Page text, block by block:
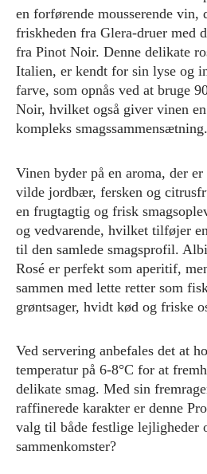
en forførende mousserende vin,
friskheden fra Glera-druer med
fra Pinot Noir. Denne delikate
Italien, er kendt for sin lyse og
farve, som opnås ved at bruge
Noir, hvilket også giver vinen
kompleks smagssammensætning.
Vinen byder på en aroma, der
vilde jordbær, fersken og
en frugtagtig og frisk
og vedvarende, hvilket tilføjer
til den samlede smagsprofil.
Rosé er perfekt som aperitif,
sammen med lette retter som
grøntsager, hvidt kød og friske
Ved servering anbefales det at
temperatur på 6-8°C for at
delikate smag. Med sin
raffinerede karakter er denne
valg til både festlige lejligheder
sammenkomster?